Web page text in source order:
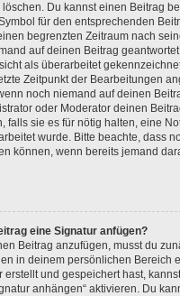
Du kannst einen Beitrag
für den entsprechenden
begrenzten Zeitraum nach
auf deinen Beitrag
als überarbeitet
Zeitpunkt der Bearbeitungen
noch niemand auf deinen
oder Moderator deinen
falls sie es für nötig halten, eine
wurde. Bitte beachte, dass
können, wenn bereits jemand
eine Signatur anfügen?
Beitrag anzufügen, musst du
in deinem persönlichen Bereich
erstellt und gespeichert hast,
anhängen“ aktivieren. Du